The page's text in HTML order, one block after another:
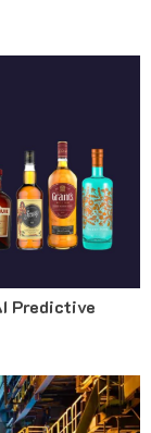
Predictive